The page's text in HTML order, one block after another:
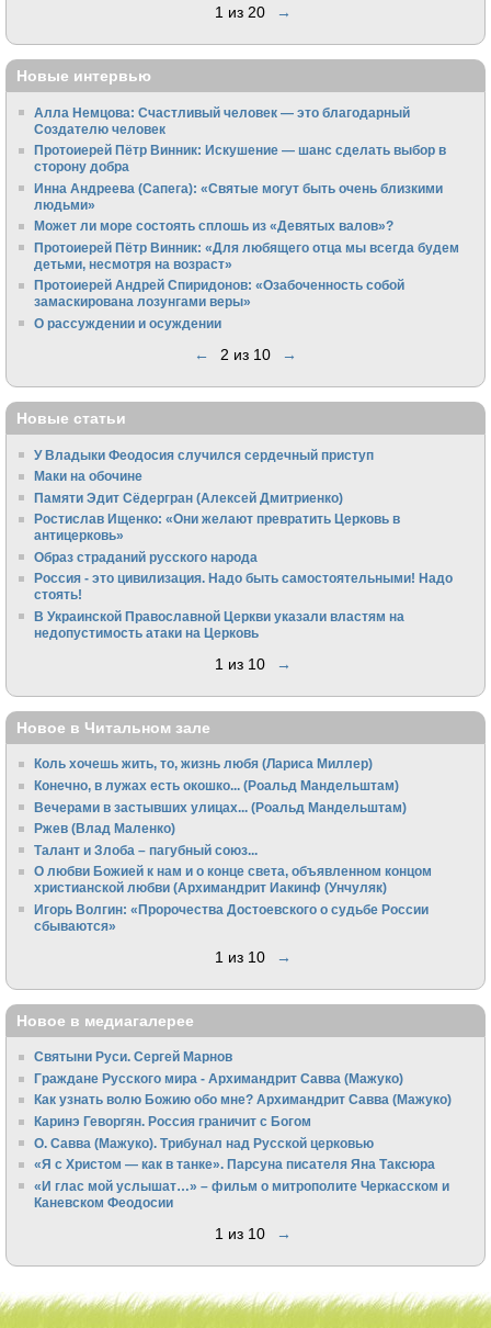
1 из 20 →
Новые интервью
Алла Немцова: Счастливый человек — это благодарный
Создателю человек
Протоиерей Пётр Винник: Искушение — шанс сделать выбор в
сторону добра
Инна Андреева (Сапега): «Святые могут быть очень близкими
людьми»
Может ли море состоять сплошь из «Девятых валов»?
Протоиерей Пётр Винник: «Для любящего отца мы всегда будем
детьми, несмотря на возраст»
Протоиерей Андрей Спиридонов: «Озабоченность собой
замаскирована лозунгами веры»
О рассуждении и осуждении
← 2 из 10 →
Новые статьи
У Владыки Феодосия случился сердечный приступ
Маки на обочине
Памяти Эдит Сёдергран (Алексей Дмитриенко)
Ростислав Ищенко: «Они желают превратить Церковь в
антицерковь»
Образ страданий русского народа
Россия - это цивилизация. Надо быть самостоятельными! Надо
стоять!
В Украинской Православной Церкви указали властям на
недопустимость атаки на Церковь
1 из 10 →
Новое в Читальном зале
Коль хочешь жить, то, жизнь любя (Лариса Миллер)
Конечно, в лужах есть окошко... (Роальд Мандельштам)
Вечерами в застывших улицах... (Роальд Мандельштам)
Ржев (Влад Маленко)
Талант и Злоба – пагубный союз...
О любви Божией к нам и о конце света, объявленном концом
христианской любви (Архимандрит Иакинф (Унчуляк)
Игорь Волгин: «Пророчества Достоевского о судьбе России
сбываются»
1 из 10 →
Новое в медиагалерее
Святыни Руси. Сергей Марнов
Граждане Русского мира - Архимандрит Савва (Мажуко)
Как узнать волю Божию обо мне? Архимандрит Савва (Мажуко)
Каринэ Геворгян. Россия граничит с Богом
О. Савва (Мажуко). Трибунал над Русской церковью
«Я с Христом — как в танке». Парсуна писателя Яна Таксюра
«И глас мой услышат…» – фильм о митрополите Черкасском и
Каневском Феодосии
1 из 10 →